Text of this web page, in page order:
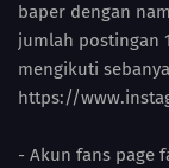
baper dengan
jumlah postingan
mengikuti
https://
- Akun fans page